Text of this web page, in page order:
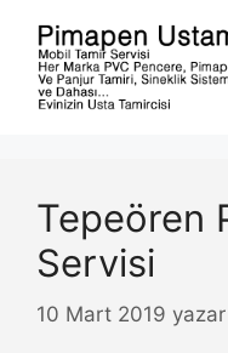
Tepeören
Servisi
10 Mart 2019 yazar